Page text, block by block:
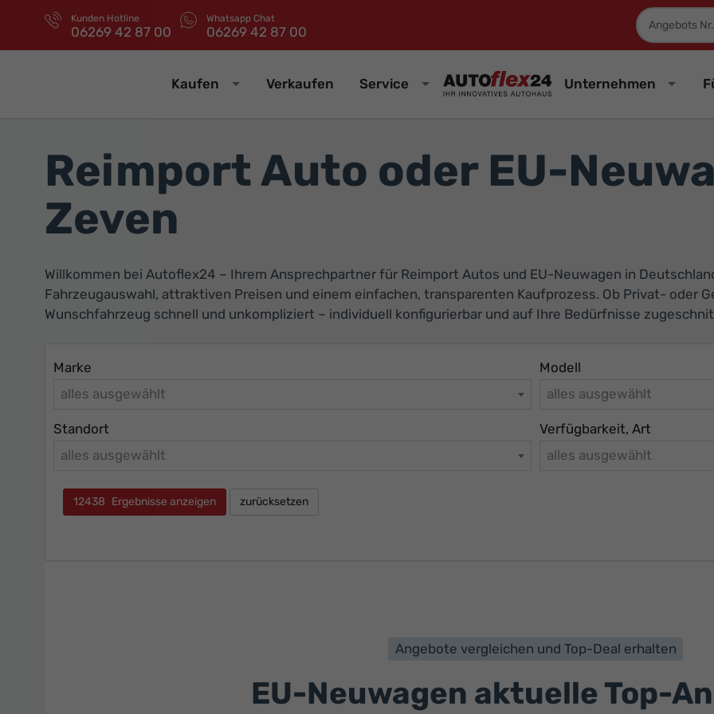
Kunden Hotline
06269 42 87 00
Whatsapp Chat
06269 42 87 00
Kaufen Verkaufen Service Unternehmen
Reimport Auto oder EU-
Zeven
Willkommen bei Autoflex24 – Ihrem Ansprechpartner für Reimport Autos und EU-Neuwagen in
Fahrzeugauswahl, attraktiven Preisen und einem einfachen, transparenten Kaufprozess. Ob Privat- oder
Wunschfahrzeug schnell und unkompliziert – individuell konfigurierbar und auf Ihre Bedürfnisse
Marke
alles ausgewählt
Modell
alles ausgewählt
Standort
alles ausgewählt
Verfügbarkeit, Art
alles ausgewählt
12438 Ergebnisse anzeigen zurücksetzen
Angebote vergleichen und Top-Deal erhalten
EU-Neuwagen aktuelle Top-